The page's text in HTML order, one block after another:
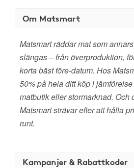
Om Matsmart
Matsmart räddar mat som
slängas – från överproduktion,
korta bäst före-datum. Hos
50% på hela ditt köp i
matbutik eller stormarknad. Och
Matsmart strävar efter att hålla
runt.
Kampanjer & Rabattkoder